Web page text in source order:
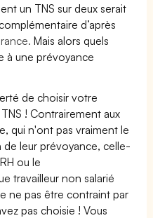
un TNS sur deux serait
d’après
Mais alors quels
à une prévoyance
de choisir votre
! Contrairement aux
qui n'ont pas vraiment le
leur prévoyance, celle-
ou le
travailleur non salarié
ne pas être contraint par
pas choisie ! Vous